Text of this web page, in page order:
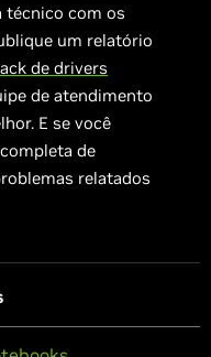
técnico com os
um relatório
de drivers
de atendimento
E se você
de
relatados